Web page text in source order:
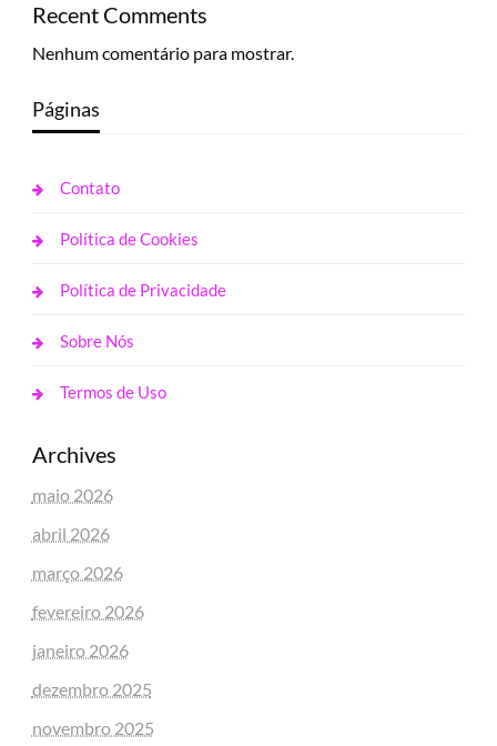
Recent Comments
Nenhum comentário para mostrar.
Páginas
Contato
Política de Cookies
Política de Privacidade
Sobre Nós
Termos de Uso
Archives
maio 2026
abril 2026
março 2026
fevereiro 2026
janeiro 2026
dezembro 2025
novembro 2025